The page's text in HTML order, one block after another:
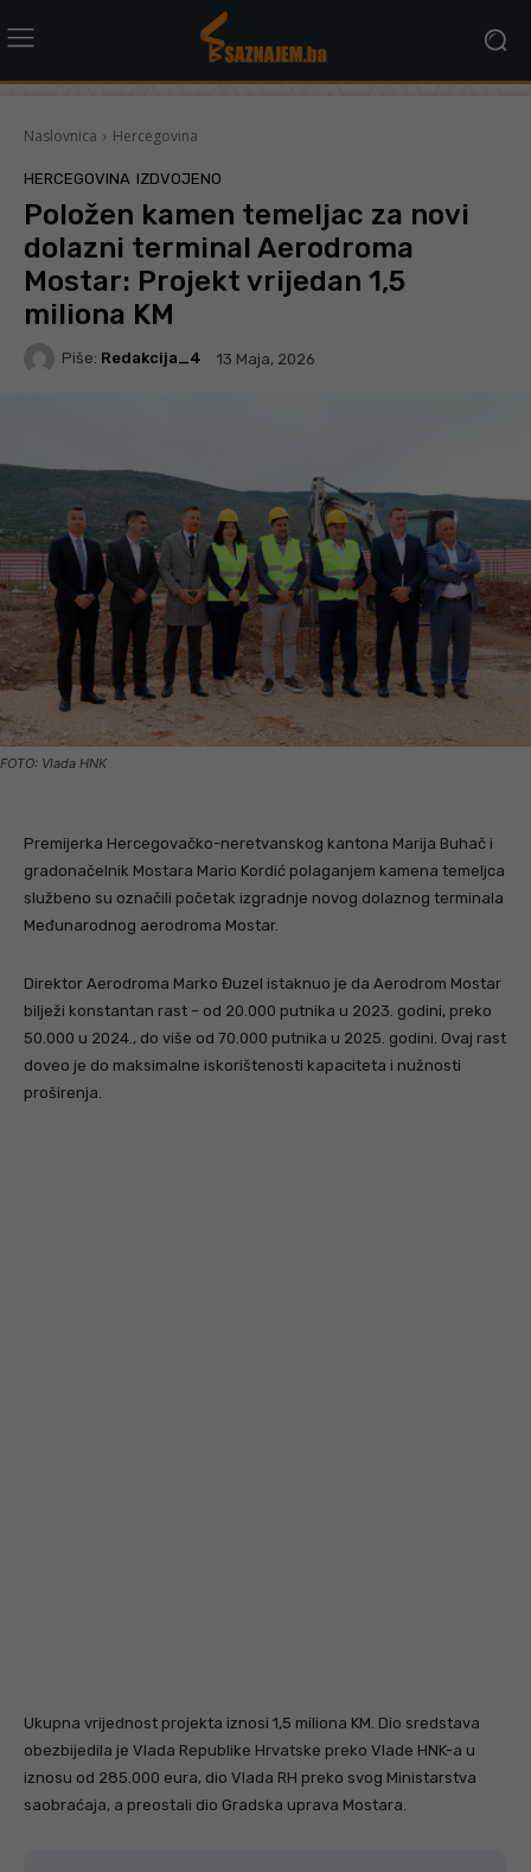
Naslovnica Hercegovina
HERCEGOVINA IZDVOJENO
Položen kamen temeljac za novi
dolazni terminal Aerodroma
Mostar: Projekt vrijedan 1,5
miliona KM
Piše: Redakcija_4 13 Maja, 2026
FOTO: Vlada HNK
Premijerka Hercegovačko-neretvanskog kantona Marija Buhač i
gradonačelnik Mostara Mario Kordić polaganjem kamena temeljca
službeno su označili početak izgradnje novog dolaznog terminala
Međunarodnog aerodroma Mostar.
Direktor Aerodroma Marko Đuzel istaknuo je da Aerodrom Mostar
bilježi konstantan rast – od 20.000 putnika u 2023. godini, preko
50.000 u 2024., do više od 70.000 putnika u 2025. godini. Ovaj rast
doveo je do maksimalne iskorištenosti kapaciteta i nužnosti
proširenja.
Ukupna vrijednost projekta iznosi 1,5 miliona KM. Dio sredstava
obezbijedila je Vlada Republike Hrvatske preko Vlade HNK-a u
iznosu od 285.000 eura, dio Vlada RH preko svog Ministarstva
saobraćaja, a preostali dio Gradska uprava Mostara.